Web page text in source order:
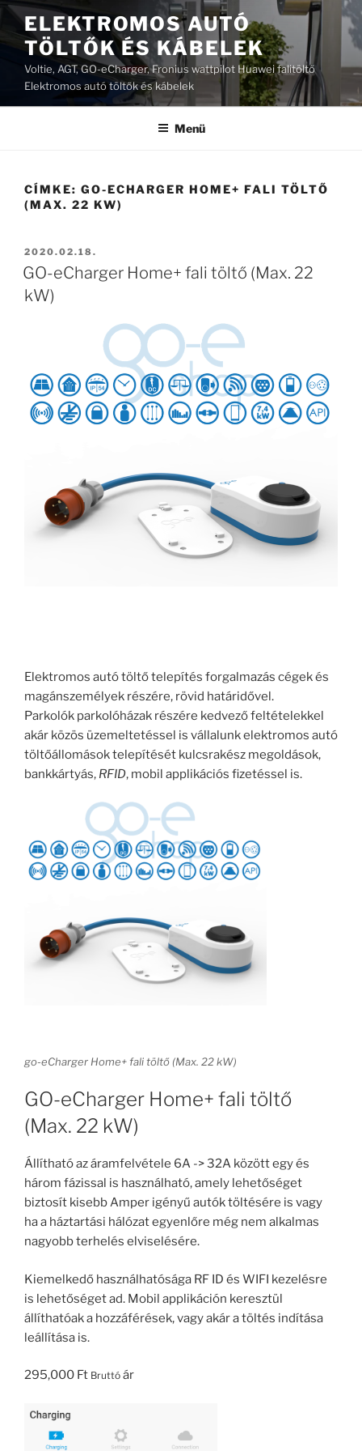
Tartalomhoz
ELEKTROMOS AUTÓ
TÖLTŐK ÉS KÁBELEK
Voltie, AGT, GO-eCharger, Fronius wattpilot Huawei falitöltő
Elektromos autó töltők és kábelek
Menü
CÍMKE: GO-ECHARGER HOME+ FALI TÖLTŐ
(MAX. 22 KW)
BEKÜLDVE:
2020.02.18.
GO-eCharger Home+ fali töltő (Max. 22
kW)
Elektromos autó töltő telepítés forgalmazás cégek és
magánszemélyek részére, rövid határidővel.
Parkolók parkolóházak részére kedvező feltételekkel
akár közös üzemeltetéssel is vállalunk elektromos autó
töltőállomások telepítését kulcsrakész megoldások,
bankkártyás, RFID, mobil applikációs fizetéssel is.
go-eCharger Home+ fali töltő (Max. 22 kW)
GO-eCharger Home+ fali töltő
(Max. 22 kW)
Állítható az áramfelvétele 6A -> 32A között egy és
három fázissal is használható, amely lehetőséget
biztosít kisebb Amper igényű autók töltésére is vagy
ha a háztartási hálózat egyenlőre még nem alkalmas
nagyobb terhelés elviselésére.
Kiemelkedő használhatósága RF ID és WIFI kezelésre
is lehetőséget ad. Mobil applikáción keresztül
állíthatóak a hozzáférések, vagy akár a töltés indítása
leállítása is.
295,000 Ft Bruttó ár